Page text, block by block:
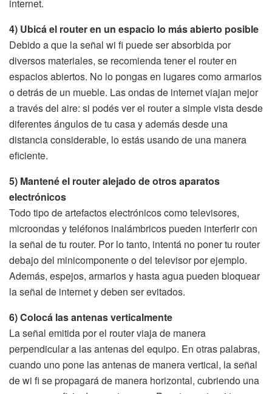
internet.
4) Ubicá el router en un espacio lo más abierto posible
Debido a que la señal wi fi puede ser absorbida por
diversos materiales, se recomienda tener el router en
espacios abiertos. No lo pongas en lugares como armarios
o detrás de un mueble. Las ondas de internet viajan mejor
a través del aire: si podés ver el router a simple vista desde
diferentes ángulos de tu casa y además desde una
distancia considerable, lo estás usando de una manera
eficiente.
5) Mantené el router alejado de otros aparatos
electrónicos
Todo tipo de artefactos electrónicos como televisores,
microondas y teléfonos inalámbricos pueden interferir con
la señal de tu router. Por lo tanto, intentá no poner tu router
debajo del minicomponente o del televisor por ejemplo.
Además, espejos, armarios y hasta agua pueden bloquear
la señal de internet y deben ser evitados.
6) Colocá las antenas verticalmente
La señal emitida por el router viaja de manera
perpendicular a las antenas del equipo. En otras palabras,
cuando uno pone las antenas de manera vertical, la señal
de wi fi se propagará de manera horizontal, cubriendo una